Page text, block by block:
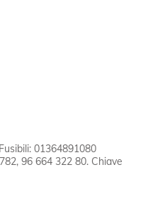
01364891080
96 664 322 80. Chiave